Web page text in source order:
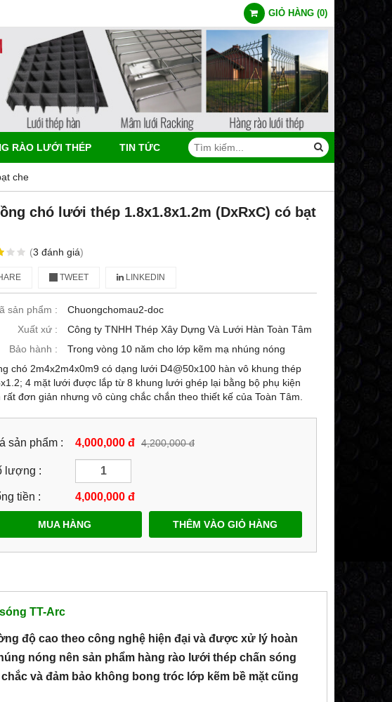
GIỎ HÀNG (0)
RÀO LƯỚI THÉP TIN TỨC LIÊN HỆ
che
chó lưới thép 1.8x1.8x1.2m (DxRxC) có bạt
(3 đánh giá)
TWEET LINKEDIN
sản phẩm :
Chuongchomau2-doc
Xuất xứ :
Công ty TNHH Thép Xây Dựng Và Lưới Hàn Toàn Tâm
Bảo hành :
Trong vòng 10 năm cho lớp kẽm mạ nhúng nóng
chó 2m4x2m4x0m9 có dạng lưới D4@50x100 hàn vô khung thép
4 mặt lưới được lắp từ 8 khung lưới ghép lại bằng bộ phụ kiện
rất đơn giản nhưng vô cùng chắc chắn theo thiết kế của Toàn Tâm.
sản phẩm : 4,000,000 đ 4,200,000 đ
lượng :
tiền : 4,000,000 đ
MUA HÀNG THÊM VÀO GIỎ HÀNG
TT-Arc
độ cao theo công nghệ hiện đại và được xử lý hoàn
nóng nên sản phẩm hàng rào lưới thép chấn sóng
và đảm bảo không bong tróc lớp kẽm bề mặt cũng